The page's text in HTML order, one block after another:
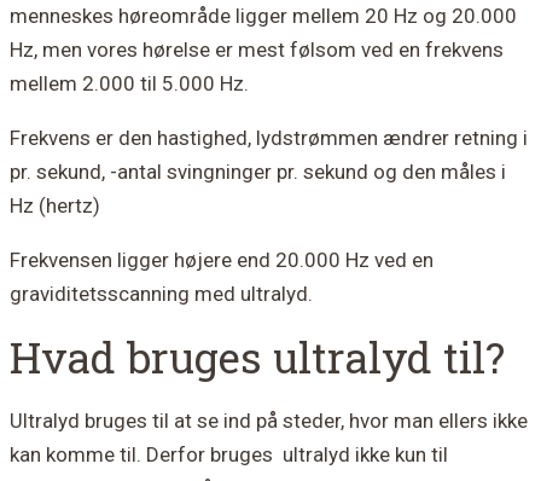
menneskes høreområde ligger mellem 20 Hz og 20.000
Hz, men vores hørelse er mest følsom ved en frekvens
mellem 2.000 til 5.000 Hz.
Frekvens er den hastighed, lydstrømmen ændrer retning i
pr. sekund, -antal svingninger pr. sekund og den måles i
Hz (hertz)
Frekvensen ligger højere end 20.000 Hz ved en
graviditetsscanning med ultralyd.
Hvad bruges ultralyd til?
Ultralyd bruges til at se ind på steder, hvor man ellers ikke
kan komme til. Derfor bruges ultralyd ikke kun til